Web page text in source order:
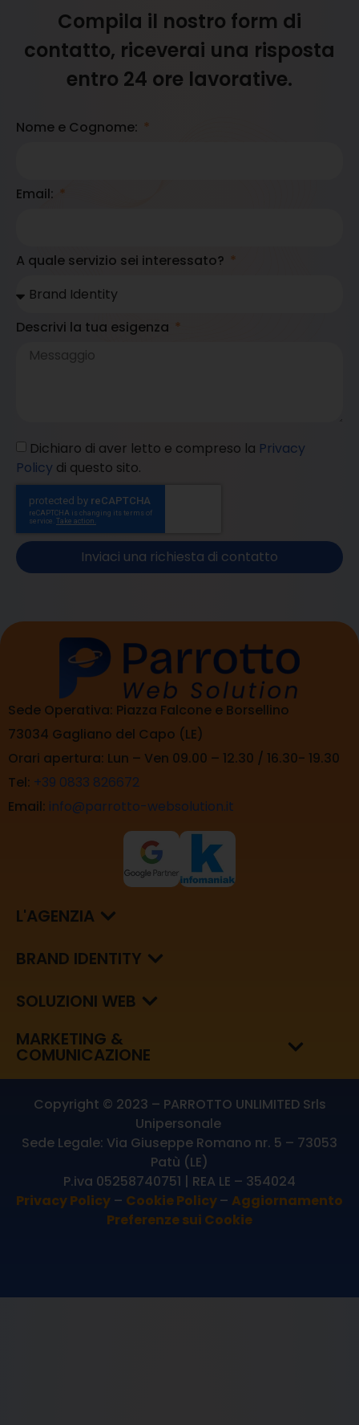
Compila il nostro form di
contatto, riceverai una risposta
entro 24 ore lavorative.
Nome e Cognome:
Email:
A quale servizio sei interessato?
Descrivi la tua esigenza
Dichiaro di aver letto e compreso la Privacy
Policy di questo sito.
Inviaci una richiesta di contatto
Sede Operativa: Piazza Falcone e Borsellino
73034 Gagliano del Capo (LE)
Orari apertura: Lun – Ven 09.00 – 12.30 / 16.30- 19.30
Tel: +39 0833 826672
Email: info@parrotto-websolution.it
L'AGENZIA
BRAND IDENTITY
SOLUZIONI WEB
MARKETING &
COMUNICAZIONE
Copyright © 2023 – PARROTTO UNLIMITED Srls
Unipersonale
Sede Legale: Via Giuseppe Romano nr. 5 – 73053
Patù (LE)
P.iva 05258740751 | REA LE – 354024
Privacy Policy – Cookie Policy– Aggiornamento
Preferenze sui Cookie